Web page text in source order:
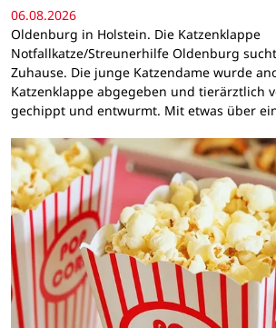
06.08.2026
Oldenburg in Holstein. Die Katzenklappe
Notfallkatze/Streunerhilfe Oldenburg sucht
Zuhause. Die junge Katzendame wurde
Katzenklappe abgegeben und tierärztlich
gechippt und entwurmt. Mit etwas über